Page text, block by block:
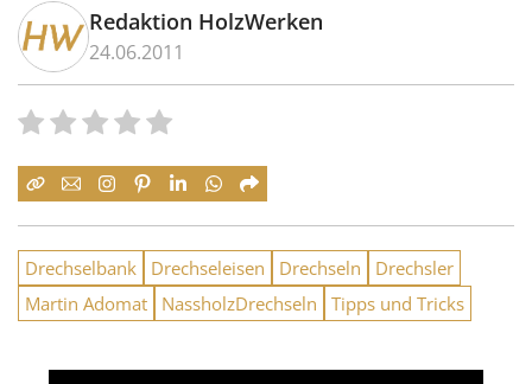
Redaktion HolzWerken
24.06.2011
Drechselbank Drechseleisen Drechseln
Drechsler
Martin Adomat
NassholzDrechseln Tipps und Tricks